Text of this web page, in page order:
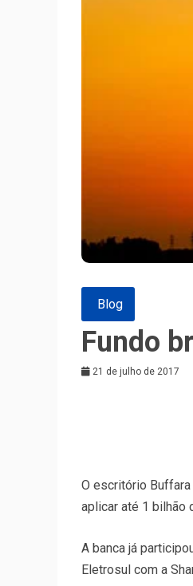
Blog
Fundo
21 de julho de 2017
O escritório
aplicar até 1 bilhão
A banca já
Eletrosul com a